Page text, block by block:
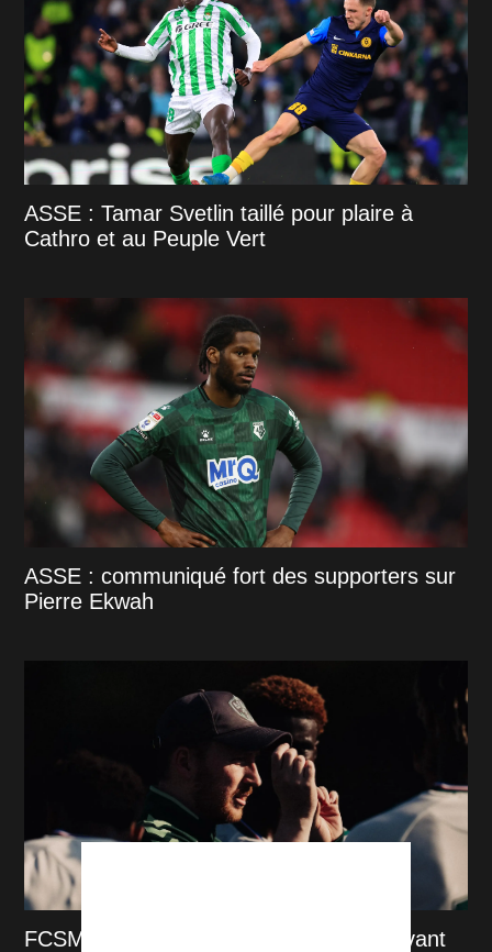
ASSE : Tamar Svetlin taillé pour plaire à
Cathro et au Peuple Vert
ASSE : communiqué fort des supporters sur
Pierre Ekwah
FCSM-ASSE : bilan des préparations avant